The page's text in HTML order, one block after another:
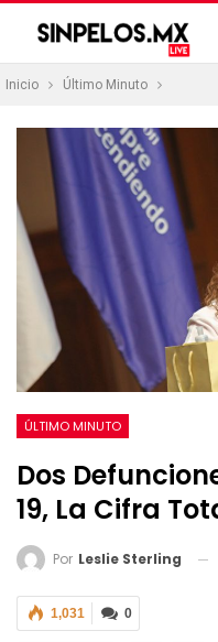
Inicio Último Minuto
ÚLTIMO MINUTO
Dos
19, La Cifra
Por Leslie Sterling
0
1,031